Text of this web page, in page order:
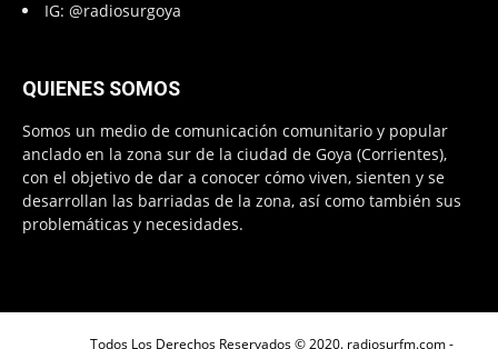
IG: @radiosurgoya
QUIENES SOMOS
Somos un medio de comunicación comunitario y popular
anclado en la zona sur de la ciudad de Goya (Corrientes),
con el objetivo de dar a conocer cómo viven, sienten y se
desarrollan las barriadas de la zona, así como también sus
problemáticas y necesidades.
Todos Los Derechos Reservados © 2020. radiosurfm.com -